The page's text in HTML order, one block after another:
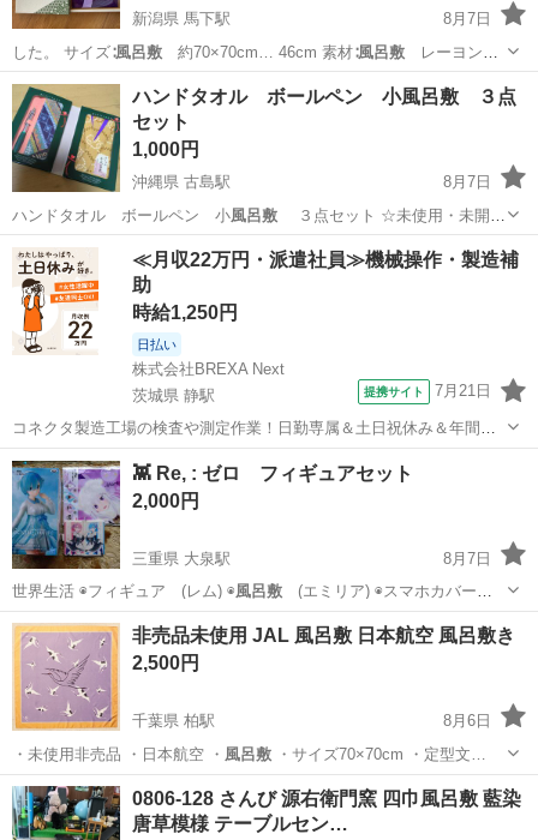
新潟県 馬下駅
8月7日
した。 サイズ∶風呂敷 約70×70cm… 46cm 素材∶風呂敷レーヨン
60% …
新潟 阿賀野市 馬下駅 着物
ハンドタオル ボールペン 小風呂敷 ３点
セット
1,000円
沖縄県 古島駅
8月7日
ハンドタオル ボールペン 小風呂敷３点セット ☆未使用・未開封
…沖縄 那覇市 古島駅 その他 風呂敷
≪月収22万円・派遣社員≫機械操作・製造補
助
時給1,250円
日払い
株式会社BREXA Next
茨城県 静駅
提携サイト 7月21日
コネクタ製造工場の検査や測定作業！日勤専属＆土日祝休み＆年間休
日128日★クリーンルーム内作業★マイカー通勤OK＆無料駐車場あり
★就業先食堂利用可！日払い制度あり！《茨城県常陸大宮市》 人気の
工場のお仕事 ◇コネクタ製造工...
茨城 常陸大宮市 静駅 その他
👾 Re, : ゼロ フィギュアセット
2,000円
三重県 大泉駅
8月7日
世界生活 ◉フィギュア (レム) ◉風呂敷(エミリア) ◉スマホカバー
(レム…
三重 いなべ市 大泉駅 フィギュア グッズ
非売品未使用 JAL 風呂敷 日本航空 風呂敷き
2,500円
千葉県 柏駅
8月6日
・未使用非売品 ・日本航空 ・ 風呂敷 ・サイズ70×70cm ・定型文…
千葉 柏市 家庭用品 ROXY
0806-128 さんび 源右衛門窯 四巾風呂敷 藍染
唐草模様 テーブルセン…